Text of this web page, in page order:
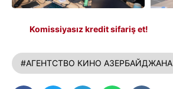
Komissiyasız kredit sifariş et!
#АГЕНТСТВО КИНО АЗЕРБАЙДЖАНА